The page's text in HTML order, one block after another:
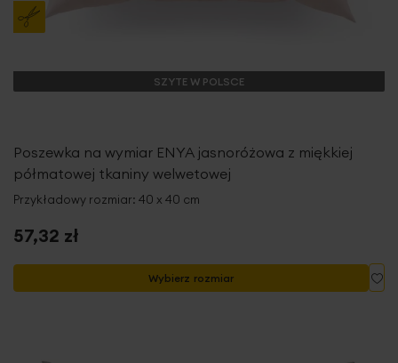
SZYTE W POLSCE
Poszewka na wymiar ENYA jasnoróżowa z miękkiej
półmatowej tkaniny welwetowej
Przykładowy rozmiar: 40 x 40 cm
57,32 zł
Wybierz rozmiar